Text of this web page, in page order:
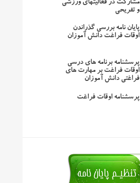
مشارکت در فعالیتهای ورزشی
و تفریحی
پایان نامه بررسی گذراندن
اوقات فراغت دانش آموزان
پرسشنامه برنامه های درسی
اوقات فراغت بر مهارت های
فراغتی دانش آموزان
پرسشنامه اوقات فراغت